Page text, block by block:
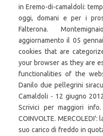
in Eremo-di-camaldoli:
oggi, domani e per i
Falterona.
aggiornamento il 05
cookies that are
your browser as they are
functionalities of the
Danilo due pellegrini
Camaldoli - 12 giugno
Scrivici per maggiori info.
COINVOLTE.
suo carico di freddo in